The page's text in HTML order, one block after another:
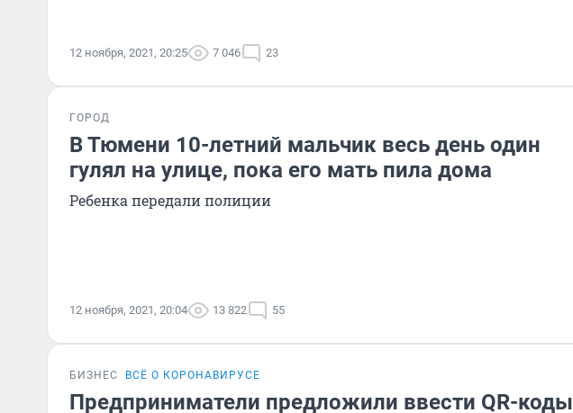
12 ноября, 2021, 20:25 7 046 23
ГОРОД
В Тюмени 10-летний мальчик весь день один
гулял на улице, пока его мать пила дома
Ребенка передали полиции
12 ноября, 2021, 20:04 13 822 55
БИЗНЕС ВСЁ О КОРОНАВИРУСЕ
Предприниматели предложили ввести QR-коды